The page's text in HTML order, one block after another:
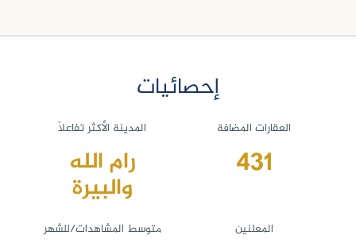
إحصائيات
العقارات المضافة
431
المدينة الأكثر تفاعلاً
رام الله
والبيرة
المعلنين متوسط المشاهدات/للشهر